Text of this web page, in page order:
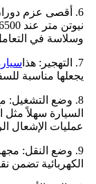
وسلاسة في
7. التهجير: هذا
يجعلها مناسبة
8. وضع التشغيل:
السيارة سهلاً
عمليات الإشعال
9. وضع النقل:
الكهربائية تضمن